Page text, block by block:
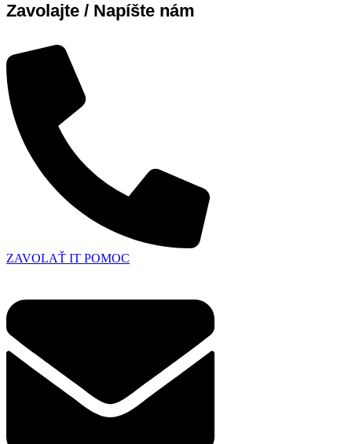
Zavolajte / Napíšte nám
ZAVOLAŤ IT POMOC